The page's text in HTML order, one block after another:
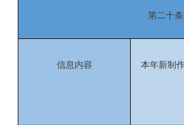
第二十
信息内容 本年新制